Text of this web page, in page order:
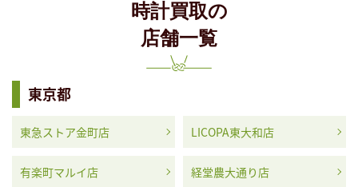
時計買取の
店舗一覧
東京都
東急ストア金町店 LICOPA東大和店
有楽町マルイ店 経堂農大通り店